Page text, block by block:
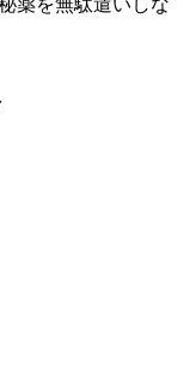
薬を無駄遣いしな